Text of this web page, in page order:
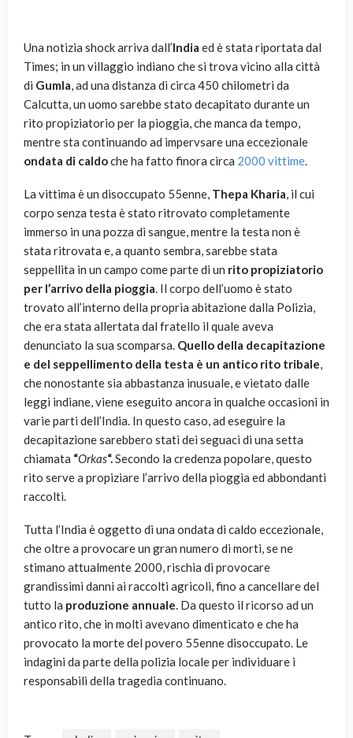
Una notizia shock arriva dall’India ed è stata riportata dal
Times; in un villaggio indiano che si trova vicino alla città
di Gumla, ad una distanza di circa 450 chilometri da
Calcutta, un uomo sarebbe stato decapitato durante un
rito propiziatorio per la pioggia, che manca da tempo,
mentre sta continuando ad impervsare una eccezionale
ondata di caldoche ha fatto finora circa 2000 vittime.
La vittima è un disoccupato 55enne, Thepa Kharia, il cui
corpo senza testa è stato ritrovato completamente
immerso in una pozza di sangue, mentre la testa non è
stata ritrovata e, a quanto sembra, sarebbe stata
seppellita in un campo come parte di un rito propiziatorio
per l’arrivo della pioggia. Il corpo dell’uomo è stato
trovato all’interno della propria abitazione dalla Polizia,
che era stata allertata dal fratello il quale aveva
denunciato la sua scomparsa. Quello della decapitazione
e del seppellimento della testa è un antico rito tribale,
che nonostante sia abbastanza inusuale, e vietato dalle
leggi indiane, viene eseguito ancora in qualche occasioni in
varie parti dell’India. In questo caso, ad eseguire la
decapitazione sarebbero stati dei seguaci di una setta
chiamata “Orkas“.Secondo la credenza popolare, questo
rito serve a propiziare l’arrivo della pioggia ed abbondanti
raccolti.
Tutta l’India è oggetto di una ondata di caldo eccezionale,
che oltre a provocare un gran numero di morti, se ne
stimano attualmente 2000, rischia di provocare
grandissimi danni ai raccolti agricoli, fino a cancellare del
tutto la produzione annuale. Da questo il ricorso ad un
antico rito, che in molti avevano dimenticato e che ha
provocato la morte del povero 55enne disoccupato. Le
indagini da parte della polizia locale per individuare i
responsabili della tragedia continuano.